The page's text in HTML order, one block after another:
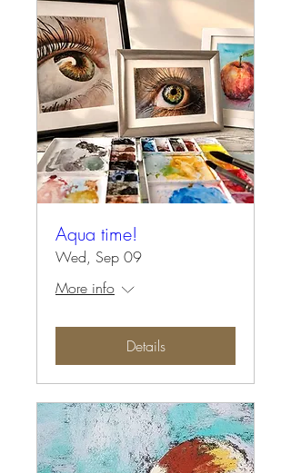
Aqua time!
Wed, Sep 09
More info
Details